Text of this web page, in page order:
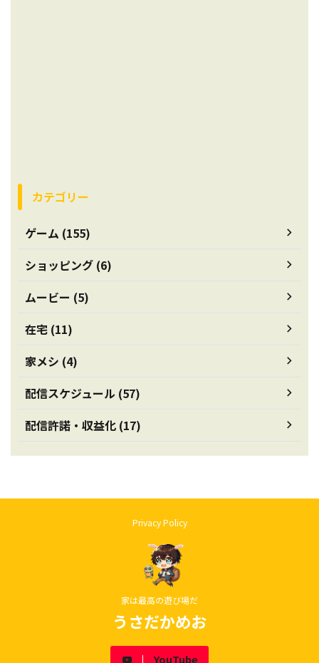
カテゴリー
ゲーム (155)
ショッピング (6)
ムービー (5)
在宅 (11)
家メシ (4)
配信スケジュール (57)
配信許諾・収益化 (17)
Privacy Policy
家は最高の遊び場だ
うさだかめお
YouTube